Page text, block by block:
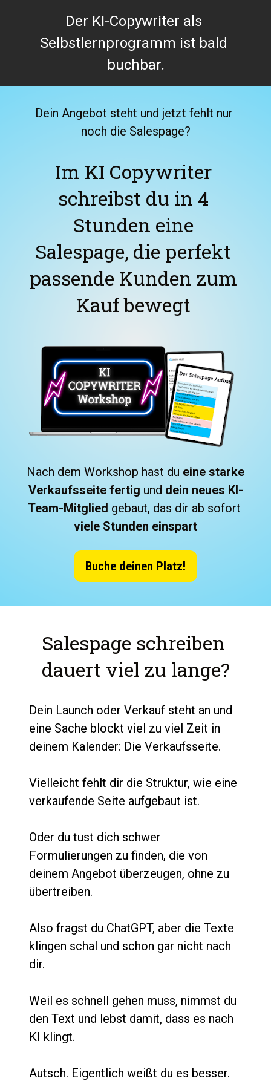
Der KI-Copywriter als
Selbstlernprogramm ist bald
buchbar.
Dein Angebot steht und jetzt fehlt nur
noch die Salespage?
Im KI Copywriter
schreibst du in 4
Stunden eine
Salespage, die perfekt
passende Kunden zum
Kauf bewegt
Nach dem Workshop hast du eine starke
Verkaufsseite fertig und dein neues KI-
Team-Mitglied
viele Stunden einspart
Buche deinen Platz!
Salespage schreiben
dauert viel zu lange?
Dein Launch oder Verkauf steht an und
eine Sache blockt viel zu viel Zeit in
deinem Kalender: Die Verkaufsseite.
Vielleicht fehlt dir die Struktur, wie eine
verkaufende Seite aufgebaut ist.
Oder du tust dich schwer
Formulierungen zu finden, die von
deinem Angebot überzeugen, ohne zu
übertreiben.
Also fragst du ChatGPT, aber die Texte
klingen schal und schon gar nicht nach
dir.
Weil es schnell gehen muss, nimmst du
den Text und lebst damit, dass es nach
KI klingt.
Autsch. Eigentlich weißt du es besser.